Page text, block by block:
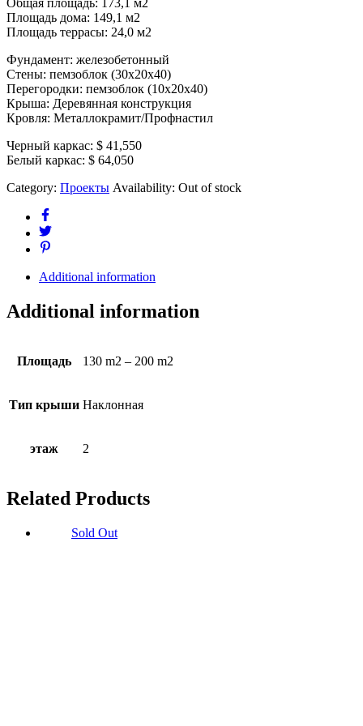
Общая площадь: 173,1 м2
Площадь дома: 149,1 м2
Площадь террасы: 24,0 м2
Фундамент: железобетонный
Стены: пемзоблок (30х20х40)
Перегородки: пемзоблок (10х20х40)
Крыша: Деревянная конструкция
Кровля: Металлокрамит/Профнастил
Черный каркас: $ 41,550
Белый каркас: $ 64,050
Category: Проекты Availability: Out of stock
Additional information
Additional information
Площадь 130 m2 – 200 m2
Тип крыши Наклонная
этаж 2
Related Products
Sold Out